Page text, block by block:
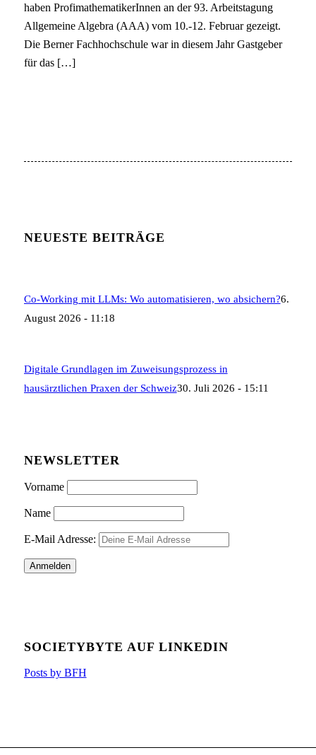
haben ProfimathematikerInnen an der 93. Arbeitstagung
Allgemeine Algebra (AAA) vom 10.-12. Februar gezeigt.
Die Berner Fachhochschule war in diesem Jahr Gastgeber
für das […]
NEUESTE BEITRÄGE
Co-Working mit LLMs: Wo automatisieren, wo absichern?6.
August 2026 - 11:18
Digitale Grundlagen im Zuweisungsprozess in
hausärztlichen Praxen der Schweiz30. Juli 2026 - 15:11
NEWSLETTER
Vorname
Name
E-Mail Adresse:
SOCIETYBYTE AUF LINKEDIN
Posts by BFH